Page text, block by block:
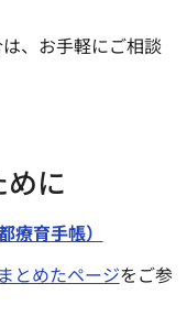
、お手軽にご相談
に
療育手帳）
とめたページをご参